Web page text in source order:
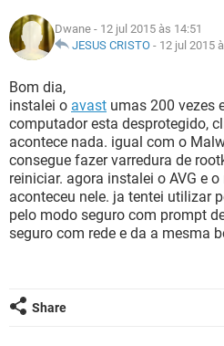
GUIA DE COMPRAS
INSTAGRAM
GUIA DE COMPRAS
CELULAR
OUTLOOK
INSTAGRAM
GUIA DE COMPRAS
JOGOS
CELULAR
OUTLOOK
INSTAGRAM
GUIA DE COMPRAS
GLOSSÁRIO
JOGOS
CELULAR
OUTLOOK
INSTAGRAM
GUIA DE COMPRAS
Dwane - 12 jul 2015 às 14:51
JESUS CRISTO - 12 jul 2015
Bom dia,
instalei o avast umas 200 vezes
computador esta desprotegido,
acontece nada. igual com o
consegue fazer varredura de
reiniciar. agora instalei o AVG e
aconteceu nele. ja tentei utilizar
pelo modo seguro com prompt
seguro com rede e da a mesma
Share